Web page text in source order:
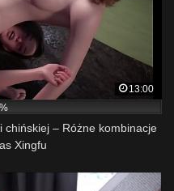
13:00
chińskiej – Różne kombinacje
Xingfu